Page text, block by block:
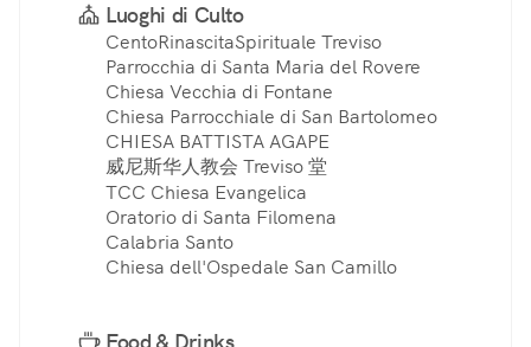
Luoghi di Culto
CentoRinascitaSpirituale Treviso
Parrocchia di Santa Maria del Rovere
Chiesa Vecchia di Fontane
Chiesa Parrocchiale di San Bartolomeo
CHIESA BATTISTA AGAPE
威尼斯华人教会 Treviso 堂
TCC Chiesa Evangelica
Oratorio di Santa Filomena
Calabria Santo
Chiesa dell'Ospedale San Camillo